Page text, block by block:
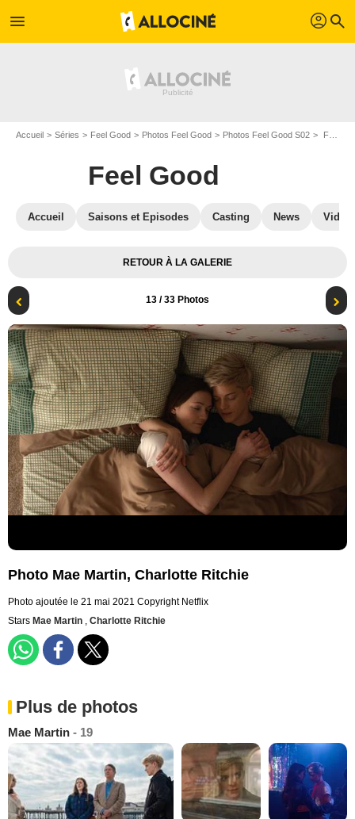
menu profil search
Accueil Séries Feel Good Photos Feel Good Photos Feel Good S02 Feel Good - Saison 2 : Photo Mae Martin, Charlotte Ritchie
Feel Good
Accueil Saisons et Episodes Casting News
RETOUR À LA GALERIE
13 / 33 Photos
Photo Mae Martin, Charlotte Ritchie
Photo ajoutée le 21 mai 2021 Copyright Netflix
Stars Mae Martin , Charlotte Ritchie
Plus de photos
Mae Martin - 19